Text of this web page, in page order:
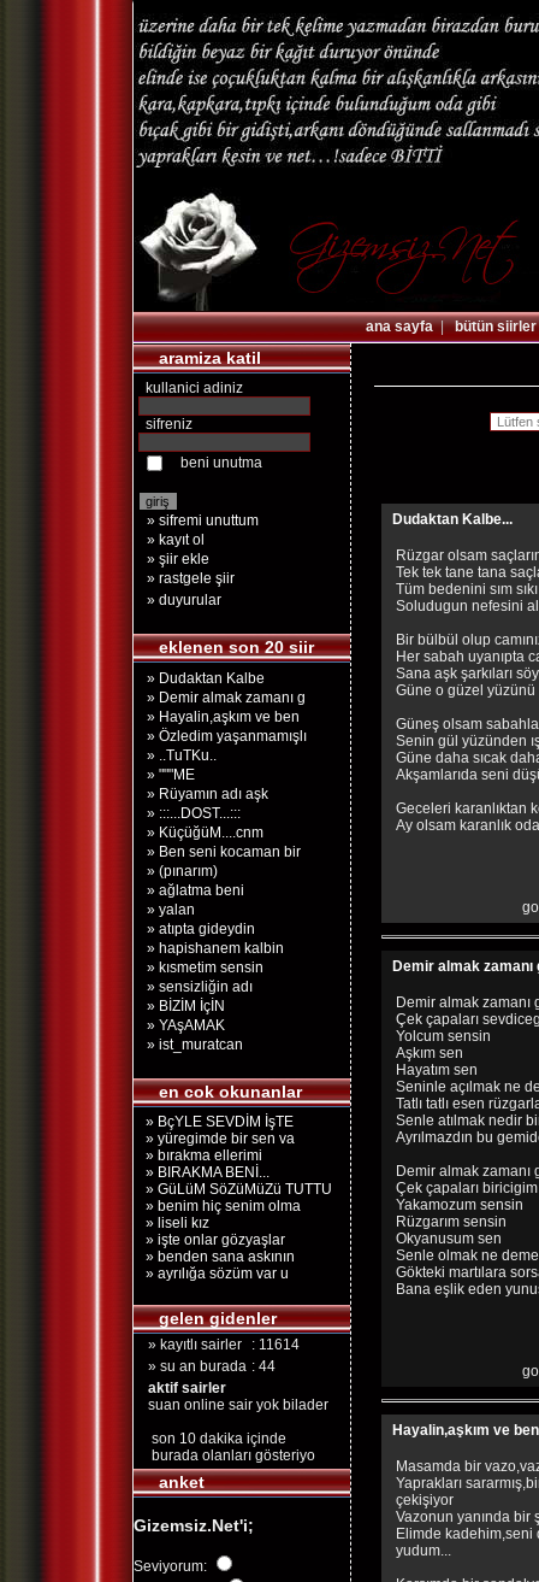
ana sayfa|bütün siirler
aramiza katil
kullanici adiniz
sifreniz
beni unutma
» sifremi unuttum
» kayıt ol
» şiir ekle
» rastgele şiir
» duyurular
eklenen son 20 siir
» Dudaktan Kalbe
» Demir almak zamanı g
» Hayalin,aşkım ve ben
» Özledim yaşanmamışlı
» ..TuTKu..
» """ME
» Rüyamın adı aşk
» :::...DOST...:::
» KüçüğüM....cnm
» Ben seni kocaman bir
» (pınarım)
» ağlatma beni
» yalan
» atıpta gideydin
» hapishanem kalbin
» kısmetim sensin
» sensizliğin adı
» BİZİM İçİN
» YAşAMAK
» ist_muratcan
en cok okunanlar
» BçYLE SEVDİM İşTE
» yüregimde bir sen va
» bırakma ellerimi
» BIRAKMA BENİ...
» GüLüM SöZüMüZü TUTTU
» benim hiç senim olma
» liseli kız
» işte onlar gözyaşlar
» benden sana askının
» ayrılığa sözüm var u
gelen gidenler
» kayıtlı sairler
: 11614
» su an burada : 44
aktif sairler
suan online sair yok bilader
son 10 dakika içinde
burada olanları gösteriyo
anket
Gizemsiz.Net'i;
Seviyorum:
Dudaktan Kalbe...
Rüzgar olsam
Tek tek tane tana
Tüm bedenini sım
Soludugun nefesini
Bir bülbül olup
Her sabah uyanıpta
Sana aşk şarkıları
Güne o güzel yüzünü
Güneş olsam
Senin gül yüzünden
Güne daha sıcak
Akşamlarıda seni
Geceleri karanlıktan
Ay olsam karanlık
Demir almak zamanı
Demir almak
Çek çapaları
Yolcum sensin
Aşkım sen
Hayatım sen
Seninle açılmak ne
Tatlı tatlı esen
Senle atılmak nedir
Ayrılmazdın bu
Demir almak
Çek çapaları biricigim
Yakamozum sensin
Rüzgarım sensin
Okyanusum sen
Senle olmak ne
Gökteki martılara
Bana eşlik eden
Hayalin,aşkım ve
Masamda bir
Yaprakları
çekişiyor
Vazonun yanında bir
Elimde kadehim,seni
yudum...